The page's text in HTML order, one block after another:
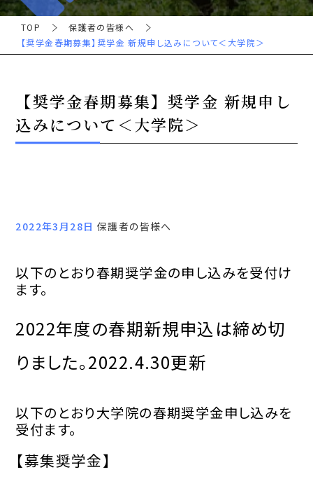
TOP
保護者の皆様へ
【奨学金春期募集】奨学金 新規申し込みについて＜大学院＞
【奨学金春期募集】奨学金 新規申し
込みについて＜大学院＞
2022年3月28日 保護者の皆様へ
以下のとおり春期奨学金の申し込みを受付け
ます。
2022年度の春期新規申込は締め切
りました。2022.4.30更新
以下のとおり大学院の春期奨学金申し込みを
受付ます。
【募集奨学金】